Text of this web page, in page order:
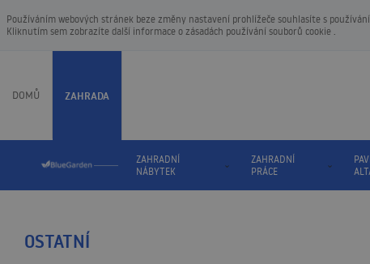
Používáním webových stránek beze změny nastavení prohlížeče souhlasíte s
Kliknutím sem zobrazíte další informace o zásadách používání souborů cookie .
DOMŮ ZAHRADA
ZAHRADNÍ
NÁBYTEK
ZAHRADNÍ
PRÁCE
OSTATNÍ